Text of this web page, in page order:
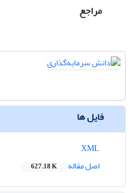
مراجع
فایل ها
اصل مقاله
627.18 K